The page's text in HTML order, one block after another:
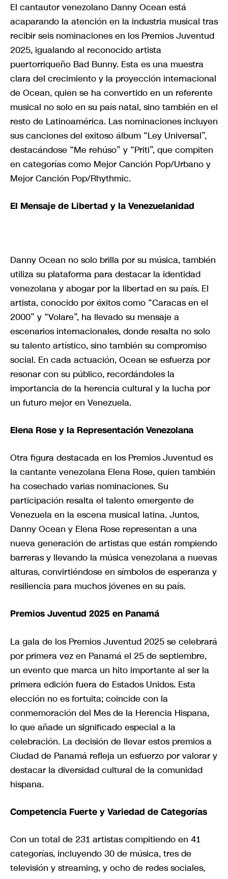
El cantautor venezolano Danny Ocean está
acaparando la atención en la industria musical tras
recibir seis nominaciones en los Premios Juventud
2025, igualando al reconocido artista
puertorriqueño Bad Bunny. Esta es una muestra
clara del crecimiento y la proyección internacional
de Ocean, quien se ha convertido en un referente
musical no solo en su país natal, sino también en el
resto de Latinoamérica. Las nominaciones incluyen
sus canciones del exitoso álbum “Ley Universal”,
destacándose “Me rehúso” y “Priti”, que compiten
en categorías como Mejor Canción Pop/Urbano y
Mejor Canción Pop/Rhythmic.
El Mensaje de Libertad y la Venezuelanidad
Danny Ocean no solo brilla por su música, también
utiliza su plataforma para destacar la identidad
venezolana y abogar por la libertad en su país. El
artista, conocido por éxitos como “Caracas en el
2000” y “Volare”, ha llevado su mensaje a
escenarios internacionales, donde resalta no solo
su talento artístico, sino también su compromiso
social. En cada actuación, Ocean se esfuerza por
resonar con su público, recordándoles la
importancia de la herencia cultural y la lucha por
un futuro mejor en Venezuela.
Elena Rose y la Representación Venezolana
Otra figura destacada en los Premios Juventud es
la cantante venezolana Elena Rose, quien también
ha cosechado varias nominaciones. Su
participación resalta el talento emergente de
Venezuela en la escena musical latina. Juntos,
Danny Ocean y Elena Rose representan a una
nueva generación de artistas que están rompiendo
barreras y llevando la música venezolana a nuevas
alturas, convirtiéndose en símbolos de esperanza y
resiliencia para muchos jóvenes en su país.
Premios Juventud 2025 en Panamá
La gala de los Premios Juventud 2025 se celebrará
por primera vez en Panamá el 25 de septiembre,
un evento que marca un hito importante al ser la
primera edición fuera de Estados Unidos. Esta
elección no es fortuita; coincide con la
conmemoración del Mes de la Herencia Hispana,
lo que añade un significado especial a la
celebración. La decisión de llevar estos premios a
Ciudad de Panamá refleja un esfuerzo por valorar y
destacar la diversidad cultural de la comunidad
hispana.
Competencia Fuerte y Variedad de Categorías
Con un total de 231 artistas compitiendo en 41
categorías, incluyendo 30 de música, tres de
televisión y streaming, y ocho de redes sociales,